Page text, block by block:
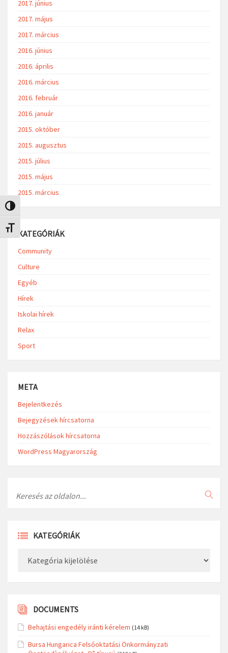
Nagy kontraszt váltása
Betűméret váltása
2017. június
2017. május
2017. március
2016. június
2016. április
2016. március
2016. február
2016. január
2015. október
2015. augusztus
2015. július
2015. május
2015. március
KATEGÓRIÁK
Community
Culture
Egyéb
Hírek
Iskolai hírek
Relax
Sport
META
Bejelentkezés
Bejegyzések hírcsatorna
Hozzászólások hírcsatorna
WordPress Magyarország
KATEGÓRIÁK
DOCUMENTS
Behajtási engedély iránti kérelem (14 kB)
Bursa Hungarica Felsőoktatási Önkormányzati